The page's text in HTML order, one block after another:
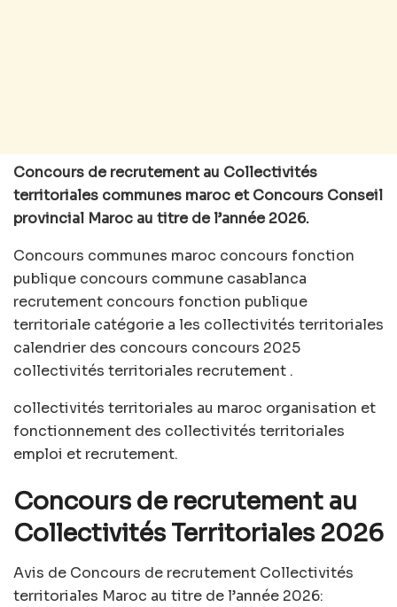
Concours de recrutement au Collectivités
territoriales communes maroc et Concours Conseil
provincial Maroc au titre de l’année 2026.
Concours communes maroc concours fonction
publique concours commune casablanca
recrutement concours fonction publique
territoriale catégorie a les collectivités territoriales
calendrier des concours concours 2025
collectivités territoriales recrutement .
collectivités territoriales au maroc organisation et
fonctionnement des collectivités territoriales
emploi et recrutement.
Concours de recrutement au
Collectivités Territoriales 2026
Avis de Concours de recrutement Collectivités
territoriales Maroc au titre de l’année 2026: